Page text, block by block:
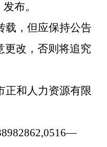
布。
载，但应保持公告
更改，否则将追究
正和人力资源有限